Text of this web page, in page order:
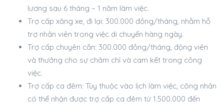
lương sau 6 tháng – 1 năm làm việc.
Trợ cấp xăng xe, đi lại: 300.000 đồng/tháng, nhằm hỗ
trợ nhân viên trong việc di chuyển hàng ngày.
Trợ cấp chuyên cần: 300.000 đồng/tháng, động viên
và thưởng cho sự chăm chỉ và cam kết trong công
việc.
Trợ cấp ca đêm: Tùy thuộc vào lịch làm việc, công nhân
có thể nhận được trợ cấp ca đêm từ 1.500.000 đến